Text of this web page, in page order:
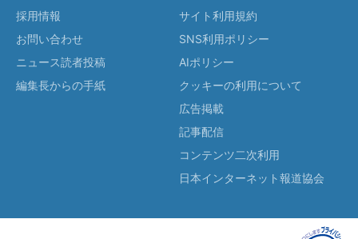
採用情報
お問い合わせ
ニュース読者投稿
編集長からの手紙
サイト利用規約
SNS利用ポリシー
AIポリシー
クッキーの利用について
広告掲載
記事配信
コンテンツ二次利用
日本インターネット報道協会